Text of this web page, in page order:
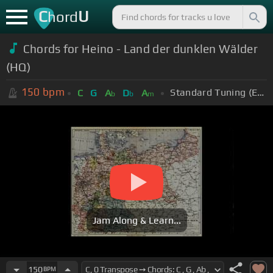
ChordU
Chords for Heino - Land der dunklen Wälder
(HQ)
150 bpm C G Ab Db Am Standard Tuning (EADGBE)
Jam Along & Learn...
150BPM